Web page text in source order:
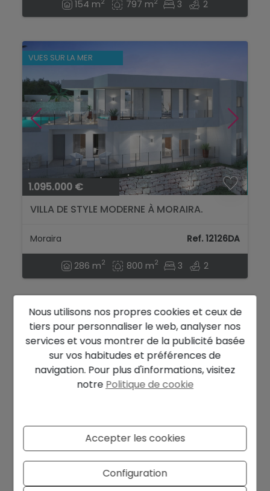
154 m 797 m 3 2
VUES SUR LA MER
1.095.000 €
VILLA DE STYLE MODERNE À MORAIRA.
Moraira Ref. 12126DA
286 m2 800 m2 3 2
1.099.000 €
Villa exclusive avec vue sur la mer et 5
chambres à Benimeit, Moraira...
Nous utilisons nos propres cookies et ceux de
tiers pour personnaliser le web, analyser nos
services et vous montrer de la publicité basée
sur vos habitudes et préférences de
navigation. Pour plus d'informations, visitez
notre Politique de cookie
Accepter les cookies
Configuration